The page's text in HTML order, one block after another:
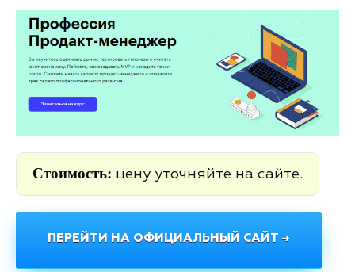
Стоимость: цену уточняйте на сайте.
ПЕРЕЙТИ НА ОФИЦИАЛЬНЫЙ САЙТ →